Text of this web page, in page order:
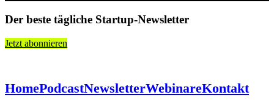
Der beste tägliche Startup-Newsletter
Jetzt abonnieren
HomePodcastNewsletterWebinareKontakt